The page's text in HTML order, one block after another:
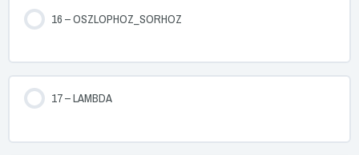
16 – OSZLOPHOZ_SORHOZ
17 – LAMBDA